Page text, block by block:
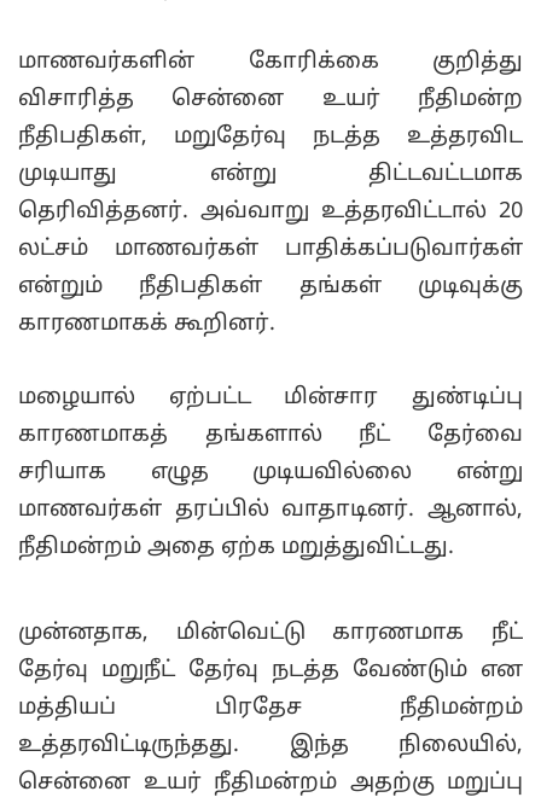
மாணவர்களின் கோரிக்கை குறித்து
விசாரித்த சென்னை உயர் நீதிமன்ற
நீதிபதிகள், மறுதேர்வு நடத்த உத்தரவிட
முடியாது என்று திட்டவட்டமாக
தெரிவித்தனர். அவ்வாறு உத்தரவிட்டால் 20
லட்சம் மாணவர்கள் பாதிக்கப்படுவார்கள்
என்றும் நீதிபதிகள் தங்கள் முடிவுக்கு
காரணமாகக் கூறினர்.
மழையால் ஏற்பட்ட மின்சார துண்டிப்பு
காரணமாகத் தங்களால் நீட் தேர்வை
சரியாக எழுத முடியவில்லை என்று
மாணவர்கள் தரப்பில் வாதாடினர். ஆனால்,
நீதிமன்றம் அதை ஏற்க மறுத்துவிட்டது.
முன்னதாக, மின்வெட்டு காரணமாக நீட்
தேர்வு மறுநீட் தேர்வு நடத்த வேண்டும் என
மத்தியப் பிரதேச நீதிமன்றம்
உத்தரவிட்டிருந்தது. இந்த நிலையில்,
சென்னை உயர் நீதிமன்றம் அதற்கு மறுப்பு